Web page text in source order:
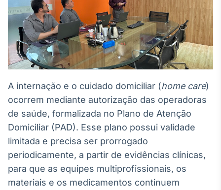
e Conteúdos
Broadcast
OTC
Plataforma para
negociação de
ativos
Broadcast
Datafeed
APIs para
integração de
conteúdos e
dados
Broadcast
Ticker
A internação e o cuidado domiciliar (home care)
ocorrem mediante autorização das operadoras
de saúde, formalizada no Plano de Atenção
Domiciliar (PAD). Esse plano possui validade
limitada e precisa ser prorrogado
periodicamente, a partir de evidências clínicas,
para que as equipes multiprofissionais, os
materiais e os medicamentos continuem